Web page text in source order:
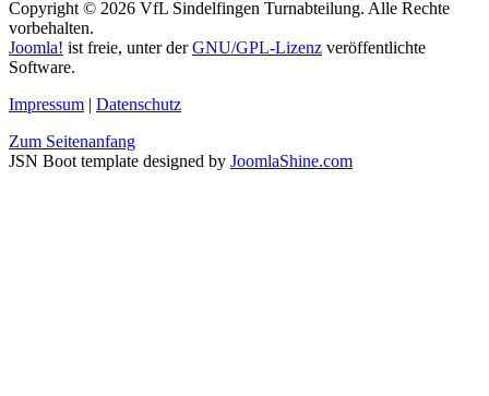
Copyright © 2026 VfL Sindelfingen Turnabteilung. Alle Rechte
vorbehalten.
Joomla! ist freie, unter derGNU/GPL-Lizenz veröffentlichte
Software.
Impressum | Datenschutz
Zum Seitenanfang
JSN Boot template designed by JoomlaShine.com